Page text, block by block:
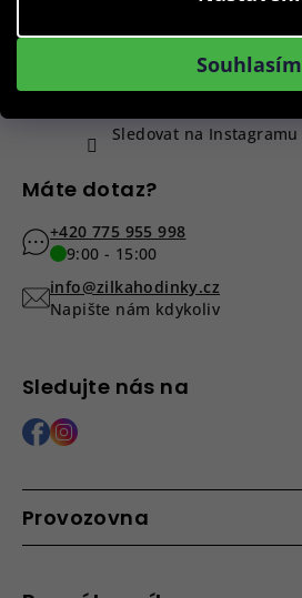
Souhlasím
Sledovat na Instagramu
Máte dotaz?
+420 775 955 998
9:00 - 15:00
info@zilkahodinky.cz
Napište nám kdykoliv
Sledujte nás na
Provozovna
Roháčova 639, 390 02 Tábor